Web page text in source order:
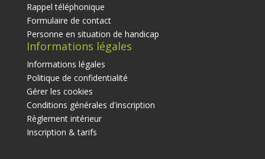
Rappel téléphonique
Formulaire de contact
Personne en situation de handicap
Informations légales
Informations légales
Politique de confidentialité
Gérer les cookies
Conditions générales d'inscription
Règlement intérieur
Inscription & tarifs